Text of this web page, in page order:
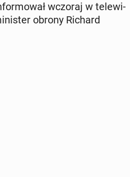
wczoraj w te­le­wi­
obrony Richard